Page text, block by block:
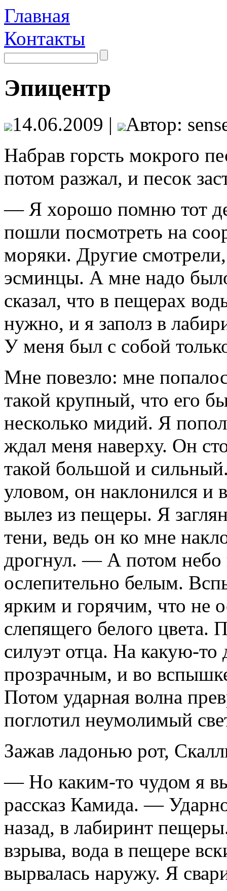
Главная
Контакты
Эпицентр
14.06.2009 |
Автор:
Набрав горсть мокрого
потом разжал, и песок
— Я хорошо помню тот
пошли посмотреть на
моряки. Другие
эсминцы. А мне надо
сказал, что в пещерах
нужно, и я заполз в
У меня был с собой
Мне повезло: мне
такой крупный, что его
несколько мидий. Я
ждал меня наверху. Он
такой большой и
уловом, он наклонился и
вылез из пещеры. Я
тени, ведь он ко мне
дрогнул. — А потом небо
ослепительно белым.
ярким и горячим, что не
слепящего белого цвета.
си­луэт отца. На какую-
прозрачным, и во
Потом ударная волна
поглотил неумолимый
Зажав ладонью рот,
— Но каким-то чудом я
рассказ Камида. —
назад, в лабиринт
взрыва, вода в пещере
вырвалась наружу. Я